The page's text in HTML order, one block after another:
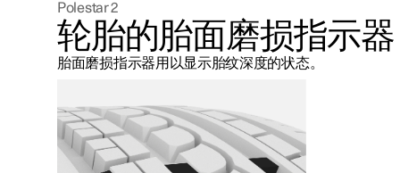
联系我们
极星官方二手车
探索Polestar 3
联系我们
公共充电
家庭充电
车主服务
新闻
注册新闻
（在新窗
Polestar 2
轮胎的胎面磨损指示器
胎面磨损指示器用以显示胎纹深度的状态。